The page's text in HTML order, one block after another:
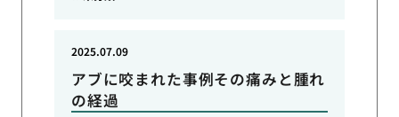
アブに咬まれた事例その痛みと腫れ
の経過
2025.07.09